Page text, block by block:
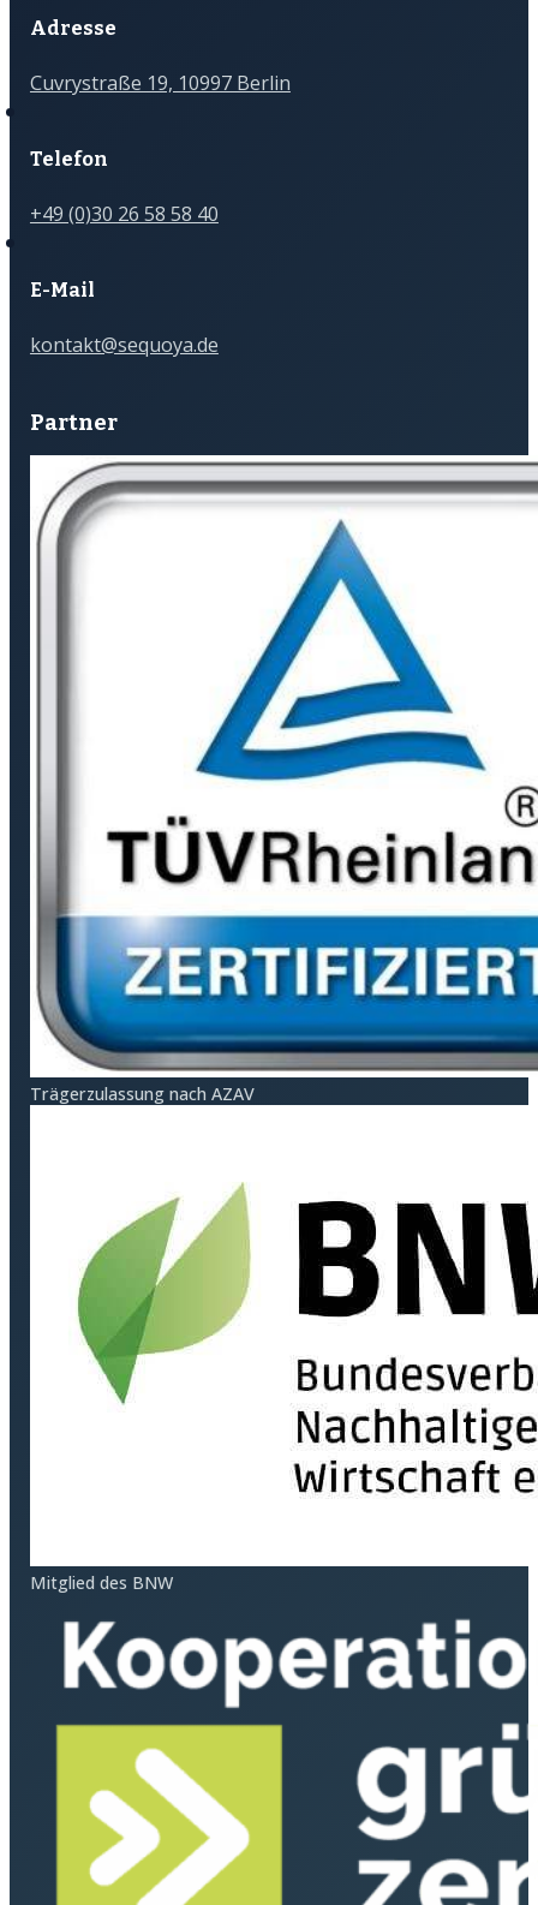
Adresse
Cuvrystraße 19, 10997 Berlin
Telefon
+49 (0)30 26 58 58 40
E-Mail
kontakt@sequoya.de
Partner
Träger­zulassung nach AZAV
Mitglied des BNW